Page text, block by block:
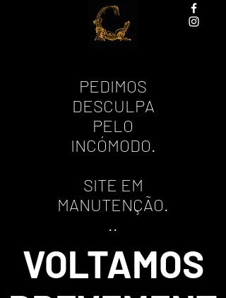
PEDIMOS
DESCULPA
PELO
INCÓMODO.
SITE EM
MANUTENÇÃO.
..
VOLTAMOS